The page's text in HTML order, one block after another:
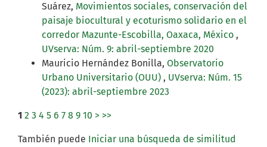
Suárez, Movimientos sociales, conservación del
paisaje biocultural y ecoturismo solidario en el
corredor Mazunte-Escobilla, Oaxaca, México ,
UVserva: Núm. 9: abril-septiembre 2020
Mauricio Hernández Bonilla, Observatorio
Urbano Universitario (OUU) , UVserva: Núm. 15
(2023): abril-septiembre 2023
1 2 3 4 5 6 7 8 9 10 > >>
También puede Iniciar una búsqueda de similitud